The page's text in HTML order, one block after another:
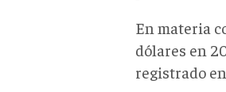
En materia
dólares en
registrado